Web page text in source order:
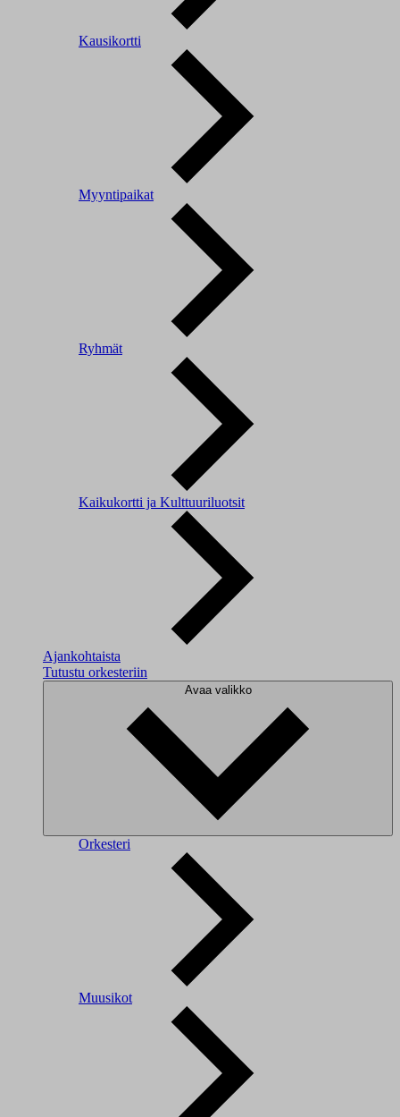
Kausikortti
Myyntipaikat
Ryhmät
Kaikukortti ja Kulttuuriluotsit
Ajankohtaista
Tutustu orkesteriin
Avaa valikko
Orkesteri
Muusikot